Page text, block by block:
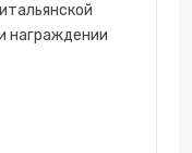
награждении